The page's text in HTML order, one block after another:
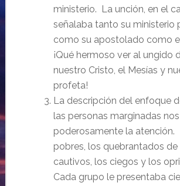
ministerio. La unción, en el
señalaba tanto su ministerio
como su apostolado como
¡Qué hermoso ver al ungido
nuestro Cristo, el Mesías y
profeta!
La descripción del enfoque
las personas marginadas
poderosamente la atención.
pobres, los quebrantados
cautivos, los ciegos y los
Cada grupo le presentaba